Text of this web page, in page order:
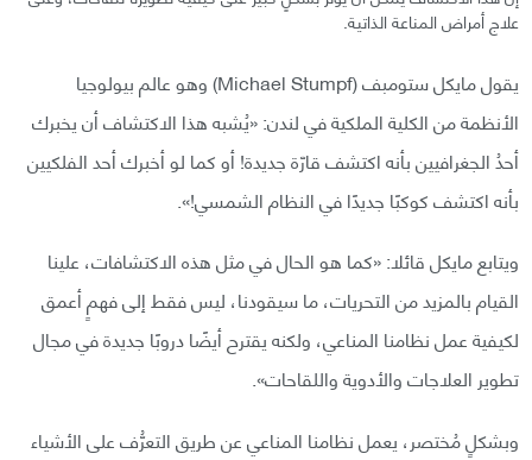
علاج أمراض المناعة الذاتية.
يقول مايكل ستومبف (Michael Stumpf) وهو عالم بيولوجيا
الأنظمة من الكلية الملكية في لندن: «يُشبه هذا الاكتشاف أن يخبرك
أحدُ الجغرافيين بأنه اكتشف قارّة جديدة! أو كما لو أخبرك أحد الفلكيين
بأنه اكتشف كوكبًا جديدًا في النظام الشمسي!».
ويتابع مايكل قائلا: «كما هو الحال في مثل هذه الاكتشافات، علينا
القيام بالمزيد من التحريات، ما سيقودنا، ليس فقط إلى فهمٍ أعمق
لكيفية عمل نظامنا المناعي، ولكنه يقترح أيضًا دروبًا جديدة في مجال
تطوير العلاجات والأدوية واللقاحات».
وبشكلٍ مُختصر، يعمل نظامنا المناعي عن طريق التعرُّف على الأشياء